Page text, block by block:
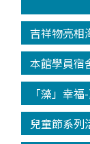
吉祥物亮相
本館學員宿
「藻」幸
兒童節系